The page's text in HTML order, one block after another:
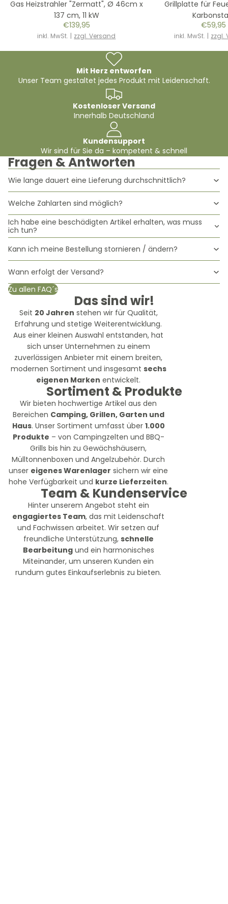
Neu
Gas Heizstrahler "Zermatt", Ø 46cm x
137 cm, 11 kW
€139,95
inkl. MwSt. | zzgl. Versand
Grillplatte für
€59,95
inkl. MwSt. | zzgl.
Mit Herz entworfen
Unser Team gestaltet jedes Produkt mit Leidenschaft.
Kostenloser Versand
Innerhalb Deutschland
Kundensupport
Wir sind für Sie da – kompetent & schnell
Fragen & Antworten
Wie lange dauert eine Lieferung durchschnittlich?
Welche Zahlarten sind möglich?
Ich habe eine beschädigten Artikel erhalten, was muss
ich tun?
Kann ich meine Bestellung stornieren / ändern?
Wann erfolgt der Versand?
Zu allen FAQ´s
Das sind wir!
Seit 20 Jahren stehen wir für Qualität,
Erfahrung und stetige Weiterentwicklung.
Aus einer kleinen Auswahl entstanden, hat
sich unser Unternehmen zu einem
zuverlässigen Anbieter mit einem breiten,
modernen Sortiment und insgesamt sechs
eigenen Marken entwickelt.
Sortiment & Produkte
Wir bieten hochwertige Artikel aus den
Bereichen Camping, Grillen, Garten und
Haus. Unser Sortiment umfasst über 1.000
Produkte – von Campingzelten und BBQ-
Grills bis hin zu Gewächshäusern,
Mülltonnenboxen und Angelzubehör. Durch
unser eigenes Warenlager sichern wir eine
hohe Verfügbarkeit und kurze Lieferzeiten.
Team & Kundenservice
Hinter unserem Angebot steht ein
engagiertes Team, das mit Leidenschaft
und Fachwissen arbeitet. Wir setzen auf
freundliche Unterstützung, schnelle
Bearbeitungund ein harmonisches
Miteinander, um unseren Kunden ein
rundum gutes Einkaufserlebnis zu bieten.